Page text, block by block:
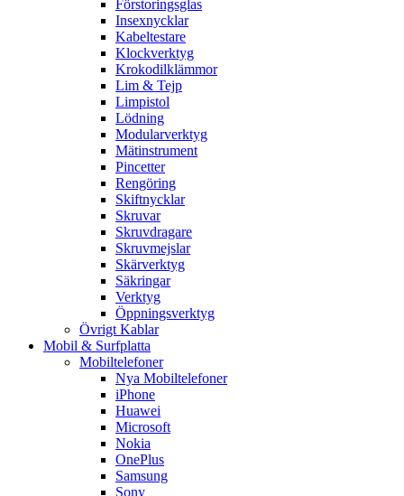
Förstoringsglas
Insexnycklar
Kabeltestare
Klockverktyg
Krokodilklämmor
Lim & Tejp
Limpistol
Lödning
Modularverktyg
Mätinstrument
Pincetter
Rengöring
Skiftnycklar
Skruvar
Skruvdragare
Skruvmejslar
Skärverktyg
Säkringar
Verktyg
Öppningsverktyg
Övrigt Kablar
Mobil & Surfplatta
Mobiltelefoner
Nya Mobiltelefoner
iPhone
Huawei
Microsoft
Nokia
OnePlus
Samsung
Sony